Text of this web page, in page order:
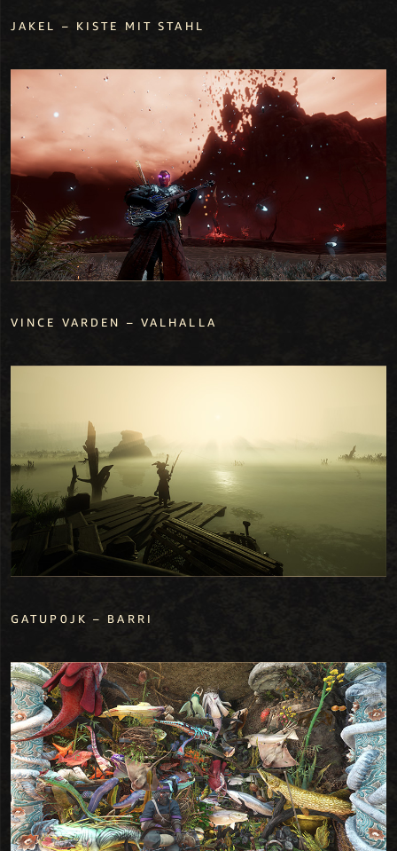
JAKEL – KISTE MIT STAHL
VINCE VARDEN – VALHALLA
GATUP0JK – BARRI